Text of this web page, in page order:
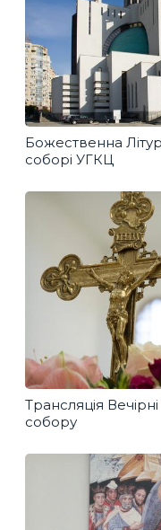
Божественна
соборі УГКЦ
Трансляція
собору